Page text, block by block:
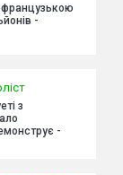
французькою
-
з
-